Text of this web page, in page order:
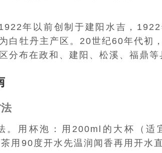
年以前创制于建阳水吉，1922
白牡丹主产区。20世纪60年代初
分布在政和、 建阳 、 松溪 、 福鼎等
。用杯泡：用200ml的大杯（适
用90度开水先温润闻香再用开水